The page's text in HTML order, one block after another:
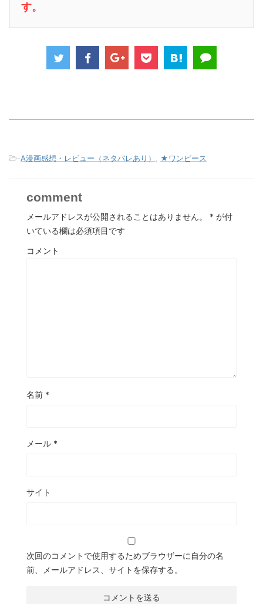
す。
-A漫画感想・レビュー（ネタバレあり） ★ワンピース
comment
メールアドレスが公開されることはありません。 * が付
いている欄は必須項目です
コメント
名前 *
メール *
サイト
次回のコメントで使用するためブラウザーに自分の名
前、メールアドレス、サイトを保存する。